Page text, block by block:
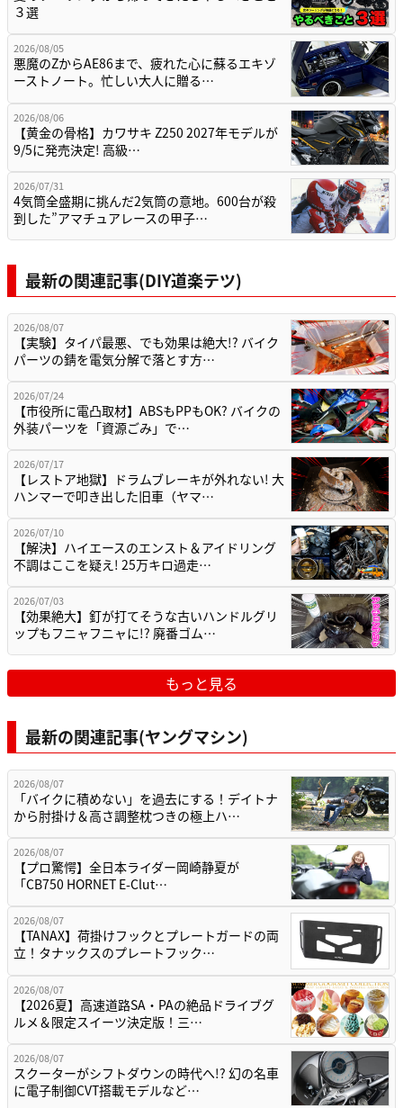
３選
2026/08/05
悪魔のZからAE86まで、疲れた心に蘇るエキゾ
ーストノート。忙しい大人に贈る…
2026/08/06
【黄金の骨格】カワサキ Z250 2027年モデルが
9/5に発売決定! 高級…
2026/07/31
4気筒全盛期に挑んだ2気筒の意地。600台が殺
到した”アマチュアレースの甲子…
最新の関連記事(DIY道楽テツ)
2026/08/07
【実験】タイパ最悪、でも効果は絶大!? バイク
パーツの錆を電気分解で落とす方…
2026/07/24
【市役所に電凸取材】ABSもPPもOK? バイクの
外装パーツを「資源ごみ」で…
2026/07/17
【レストア地獄】ドラムブレーキが外れない! 大
ハンマーで叩き出した旧車（ヤマ…
2026/07/10
【解決】ハイエースのエンスト＆アイドリング
不調はここを疑え! 25万キロ過走…
2026/07/03
【効果絶大】釘が打てそうな古いハンドルグリ
ップもフニャフニャに!? 廃番ゴム…
もっと見る
最新の関連記事(ヤングマシン)
2026/08/07
「バイクに積めない」を過去にする！デイトナ
から肘掛け＆高さ調整枕つきの極上ハ…
2026/08/07
【プロ驚愕】全日本ライダー岡崎静夏が
「CB750 HORNET E-Clut…
2026/08/07
【TANAX】荷掛けフックとプレートガードの両
立！タナックスのプレートフック…
2026/08/07
【2026夏】高速道路SA・PAの絶品ドライブグ
ルメ＆限定スイーツ決定版！三…
2026/08/07
スクーターがシフトダウンの時代へ!? 幻の名車
に電子制御CVT搭載モデルなど…